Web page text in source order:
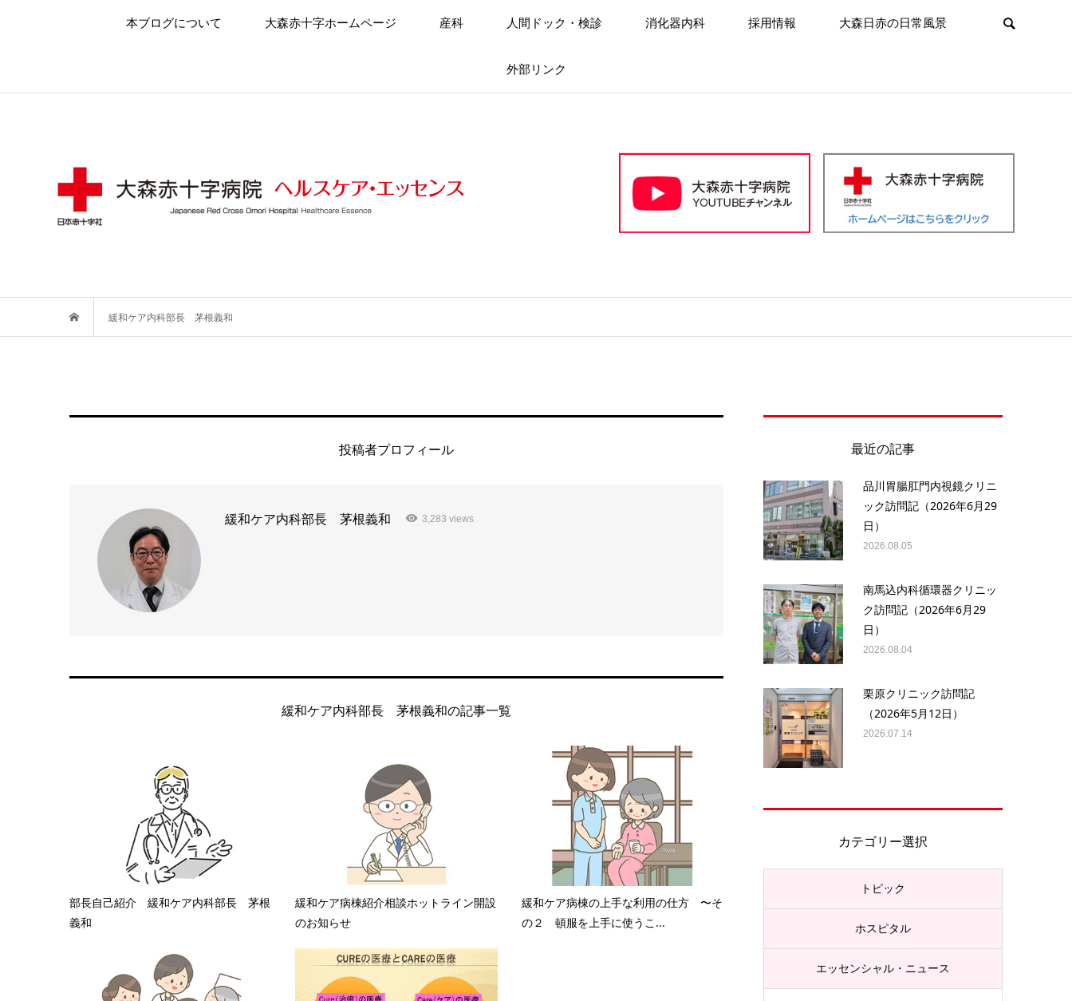
本ブログについて 大森赤十字ホームページ 産科 人間ドック・検診 消化器内科 採用情報 大森日赤の日常風景
外部リンク
緩和ケア内科部長 茅根義和
投稿者プロフィール
緩和ケア内科部長 茅根義和 3,283 views
緩和ケア内科部長 茅根義和の記事一覧
部長自己紹介 緩和ケア内科部長 茅根
義和
緩和ケア病棟紹介相談ホットライン開設
のお知らせ
緩和ケア病棟の上手な利用の仕方 〜そ
の２ 頓服を上手に使うこ...
最近の記事
品川胃腸肛門内視鏡クリニ
ック訪問記（2026年6月29
日）
2026.08.05
南馬込内科循環器クリニッ
ク訪問記（2026年6月29
日）
2026.08.04
栗原クリニック訪問記
（2026年5月12日）
2026.07.14
カテゴリー選択
トピック
ホスピタル
エッセンシャル・ニュース